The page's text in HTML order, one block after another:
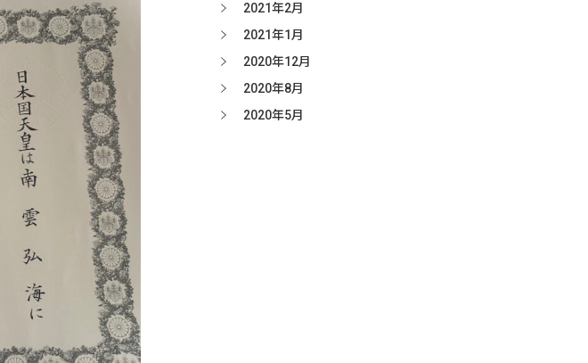
2021年2月
2021年1月
2020年12月
2020年8月
2020年5月